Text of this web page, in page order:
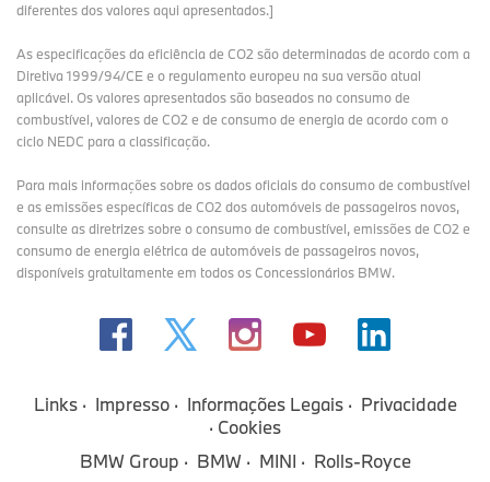
diferentes dos valores aqui apresentados.]
As especificações da eficiência de CO2 são determinadas de acordo com a
Diretiva 1999/94/CE e o regulamento europeu na sua versão atual
aplicável. Os valores apresentados são baseados no consumo de
combustível, valores de CO2 e de consumo de energia de acordo com o
ciclo NEDC para a classificação.
Para mais informações sobre os dados oficiais do consumo de combustível
e as emissões específicas de CO2 dos automóveis de passageiros novos,
consulte as diretrizes sobre o consumo de combustível, emissões de CO2 e
consumo de energia elétrica de automóveis de passageiros novos,
disponíveis gratuitamente em todos os Concessionários BMW.
Links Impresso Informações Legais
Privacidade
Cookies
BMW Group
BMW MINI Rolls-Royce